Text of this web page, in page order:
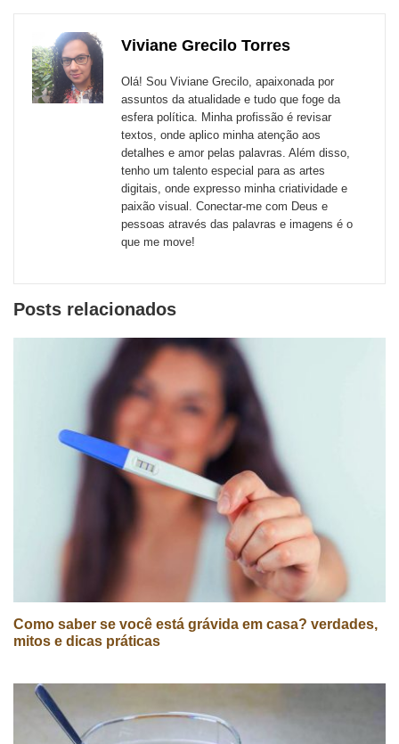
sites
externos
EmailFacebookMessenger
TwitterWhatsApp
LinkedIn
Viviane Grecilo Torres
Olá! Sou Viviane Grecilo, apaixonada por
assuntos da atualidade e tudo que foge da
esfera política. Minha profissão é revisar
textos, onde aplico minha atenção aos
detalhes e amor pelas palavras. Além disso,
tenho um talento especial para as artes
digitais, onde expresso minha criatividade e
paixão visual. Conectar-me com Deus e
pessoas através das palavras e imagens é o
que me move!
Posts relacionados
Como saber se você está grávida em casa? verdades,
mitos e dicas práticas